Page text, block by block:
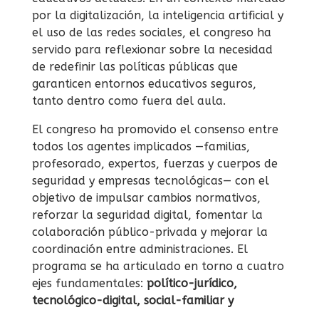
por la digitalización, la inteligencia artificial y
el uso de las redes sociales, el congreso ha
servido para reflexionar sobre la necesidad
de redefinir las políticas públicas que
garanticen entornos educativos seguros,
tanto dentro como fuera del aula.
El congreso ha promovido el consenso entre
todos los agentes implicados —familias,
profesorado, expertos, fuerzas y cuerpos de
seguridad y empresas tecnológicas— con el
objetivo de impulsar cambios normativos,
reforzar la seguridad digital, fomentar la
colaboración público-privada y mejorar la
coordinación entre administraciones. El
programa se ha articulado en torno a cuatro
ejes fundamentales: político-jurídico,
tecnológico-digital, social-familiar y